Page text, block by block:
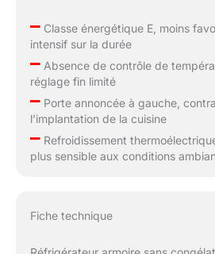
–Classe énergétique E, moins
intensif sur la durée
–Absence de contrôle de
réglage fin limité
–Porte annoncée à gauche,
l’implantation de la cuisine
–Refroidissement
plus sensible aux conditions
Fiche technique